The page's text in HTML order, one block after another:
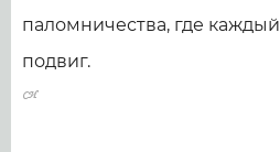
паломничества, где
подвиг.